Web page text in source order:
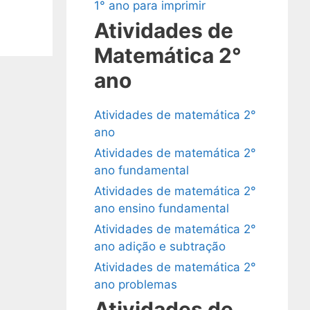
1° ano para imprimir
Atividades de
Matemática 2°
ano
Atividades de matemática 2°
ano
Atividades de matemática 2°
ano fundamental
Atividades de matemática 2°
ano ensino fundamental
Atividades de matemática 2°
ano adição e subtração
Atividades de matemática 2°
ano problemas